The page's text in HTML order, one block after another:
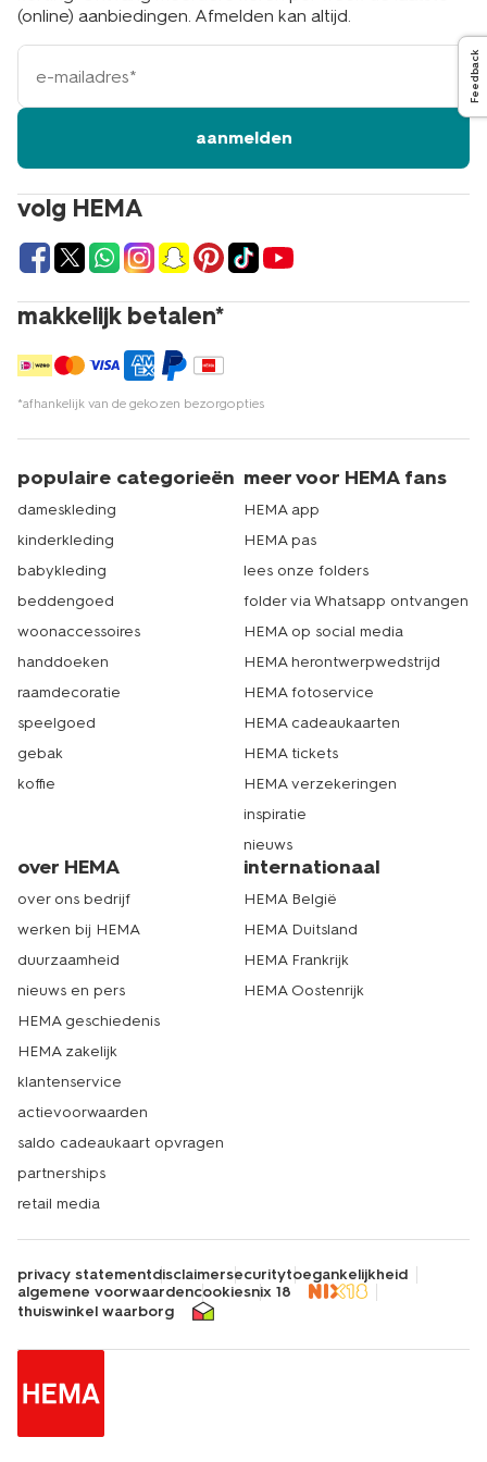
volg HEMA
makkelijk betalen*
*afhankelijk van de gekozen bezorgopties
(online) aanbiedingen. Afmelden kan altijd.
e-
mailadres
aanmelden
populaire categorieën
dameskleding
kinderkleding
babykleding
beddengoed
woonaccessoires
handdoeken
raamdecoratie
speelgoed
gebak
koffie
meer voor HEMA fans
HEMA app
HEMA pas
lees onze folders
folder via Whatsapp ontvangen
HEMA op social media
HEMA herontwerpwedstrijd
HEMA fotoservice
HEMA cadeaukaarten
HEMA tickets
HEMA verzekeringen
inspiratie
nieuws
over HEMA
over ons bedrijf
werken bij HEMA
duurzaamheid
nieuws en pers
HEMA geschiedenis
HEMA zakelijk
klantenservice
actievoorwaarden
saldo cadeaukaart opvragen
partnerships
retail media
internationaal
HEMA België
HEMA Duitsland
HEMA Frankrijk
HEMA Oostenrijk
privacy statementdisclaimersecuritytoegankelijkheid
algemene voorwaardencookiesnix 18
thuiswinkel waarborg
Feedback